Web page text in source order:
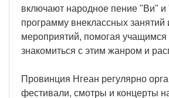
включают народное пение "Ви"
программу внеклассных занятий
мероприятий, помогая учащимся
знакомиться с этим жанром и
Провинция Нгеан регулярно
фестивали, смотры и концерты